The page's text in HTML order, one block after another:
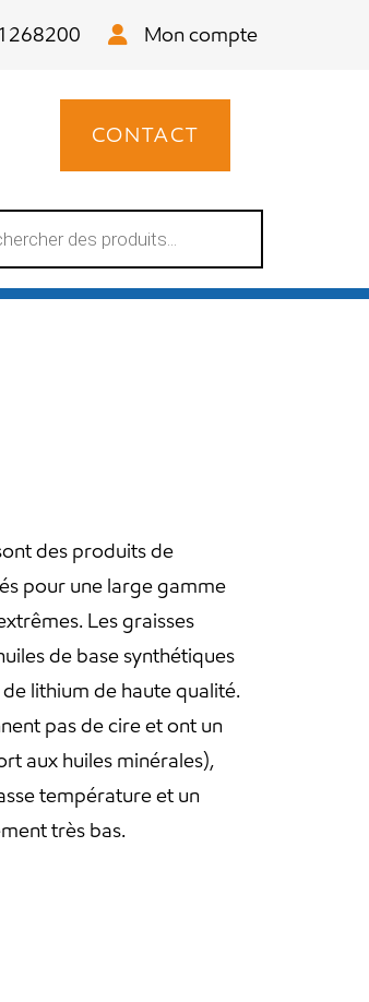
Mon compte
CONTACT
des produits de
pour une large gamme
Les graisses
de base synthétiques
lithium de haute qualité.
pas de cire et ont un
aux huiles minérales),
température et un
très bas.